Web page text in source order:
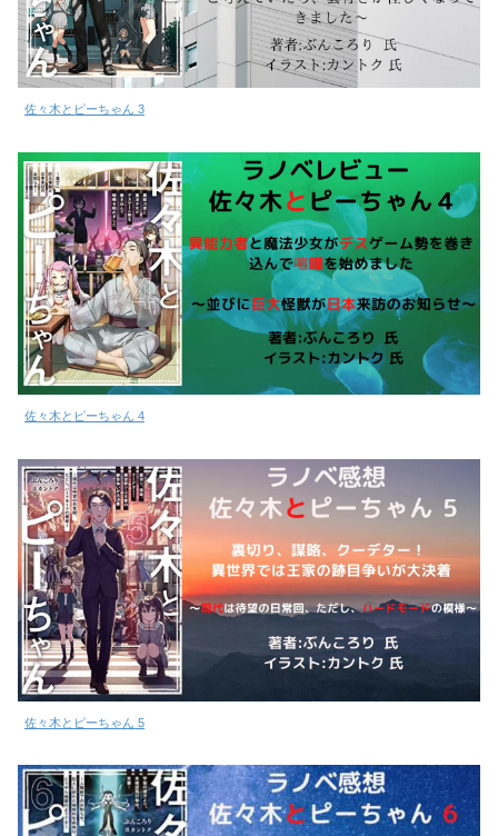
佐々木とピーちゃん 3
佐々木とピーちゃん 4
佐々木とピーちゃん 5